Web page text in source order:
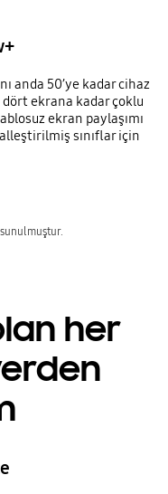
anda 50’ye kadar cihaz
ekrana kadar çoklu
ekran paylaşımı
sınıflar için
her